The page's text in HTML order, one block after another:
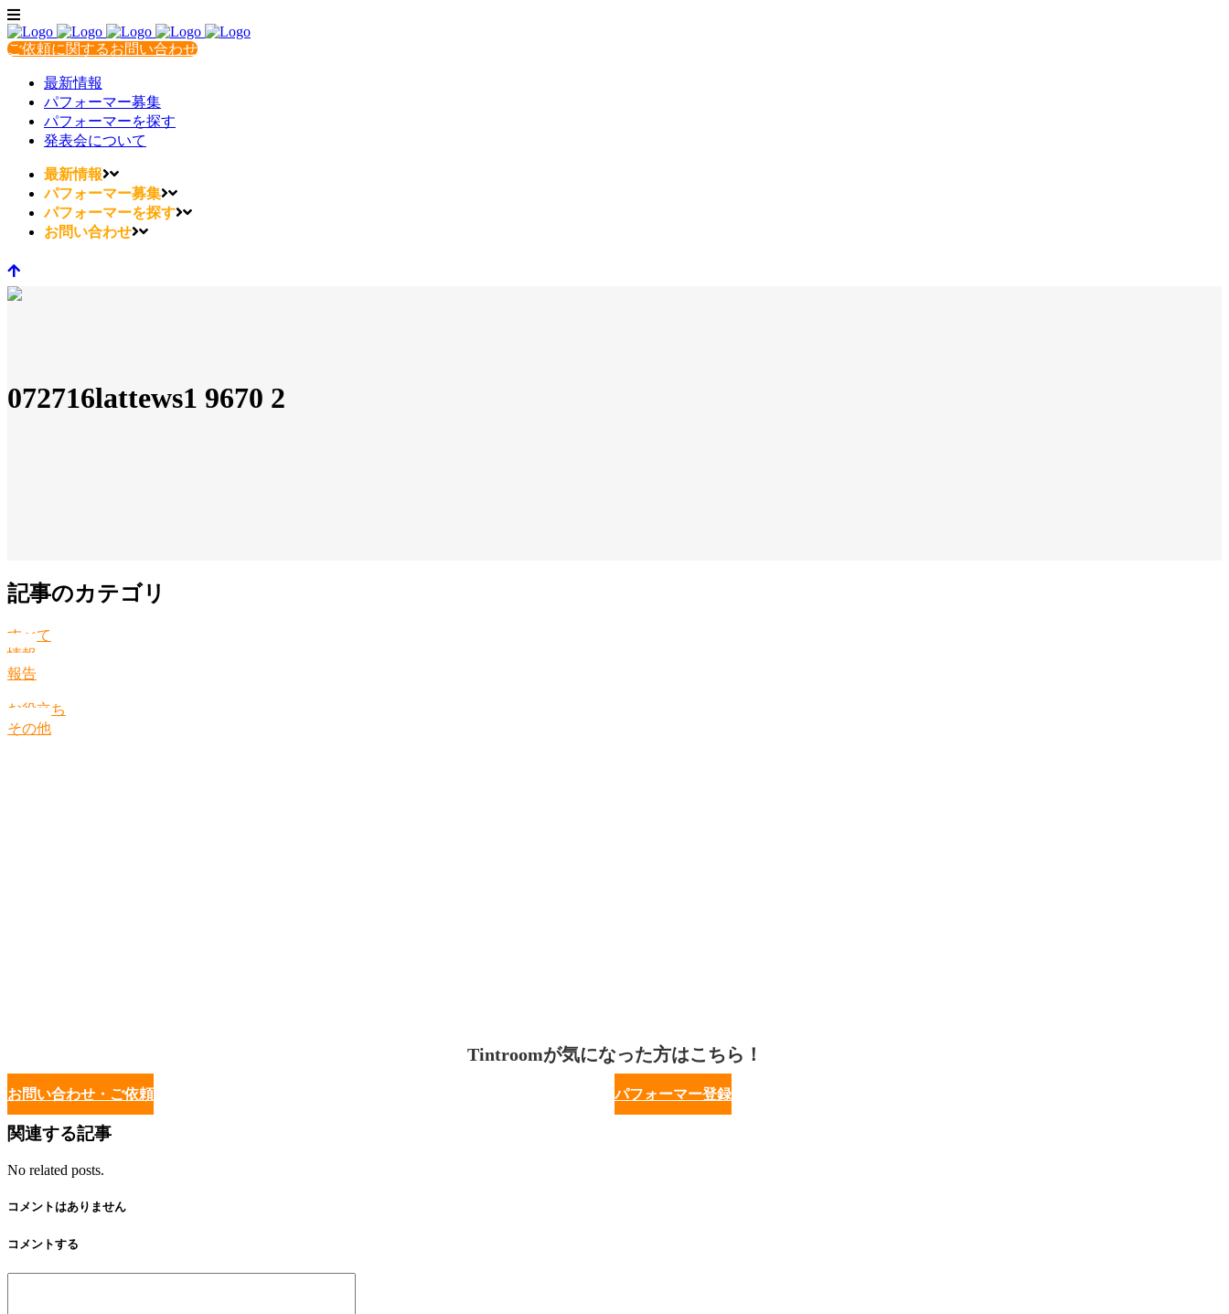
ご依頼に関するお問い合わせ
最新情報
パフォーマー募集
パフォーマーを探す
発表会について
最新情報
パフォーマー募集
パフォーマーを探す
お問い合わせ
072716lattews1 9670 2
記事のカテゴリ
すべて
情報
報告
お役立ち
その他
Tintroomが気になった方はこちら！
お問い合わせ・ご依頼 パフォーマー登録
関連する記事
No related posts.
コメントはありません
コメントする